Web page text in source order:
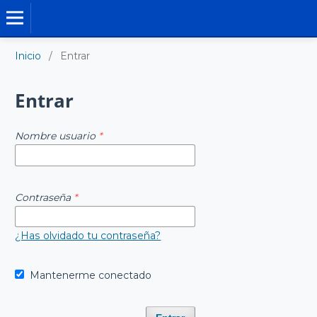
Inicio / Entrar
Entrar
Nombre usuario *
Contraseña *
¿Has olvidado tu contraseña?
Mantenerme conectado